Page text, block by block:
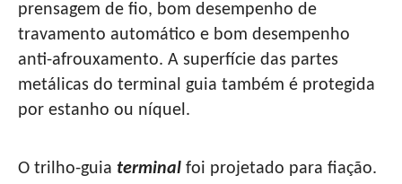
prensagem de fio, bom desempenho de
travamento automático e bom desempenho
anti-afrouxamento. A superfície das partes
metálicas do terminal guia também é protegida
por estanho ou níquel.
O trilho-guia terminal foi projetado para fiação.